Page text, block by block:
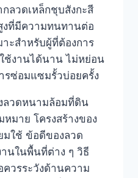
ลวดเหล็กชุบสังกะสี
งที่มีความทนทานต่อ
าะสำหรับผู้ที่ต้องการ
งานได้นาน ไม่หย่อน
ซ่อมแซมรั้วบ่อยครั้ง
ลวดหนามล้อมที่ดิน
หมาย โครงสร้างของ
มใช้ ข้อดีของลวด
นในพื้นที่ต่าง ๆ วิธี
ควรระวังด้านความ